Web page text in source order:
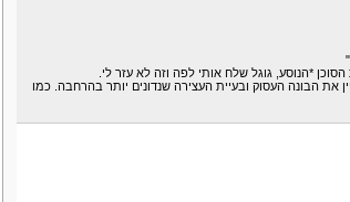
*הנוסע, גוגל שלח אותי לפה וזה לא עזר לי.
הבונה העסוק ובעיית העצירה שנדונים יותר בהרחבה. כמו